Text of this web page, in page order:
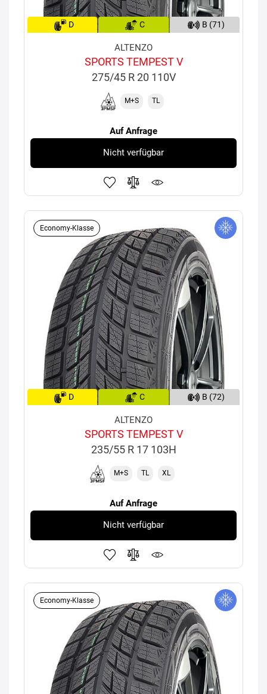
D C B (71)
ALTENZO
SPORTS TEMPEST V
275/45 R 20 110V
M+S TL
Auf Anfrage
Nicht verfügbar
Economy-Klasse
D C B (72)
ALTENZO
SPORTS TEMPEST V
235/55 R 17 103H
M+S TL XL
Auf Anfrage
Nicht verfügbar
Economy-Klasse